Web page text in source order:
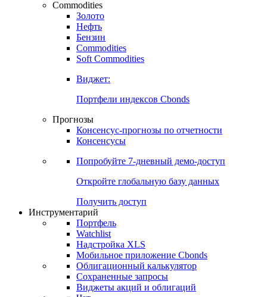
Commodities
Золото
Нефть
Бензин
Commodities
Soft Commodities
Виджет:
Портфели индексов Cbonds
Прогнозы
Консенсус-прогнозы по отчетности
Консенсусы
Попробуйте 7-дневный демо-доступ
Откройте глобальную базу данных
Получить доступ
Инструментарий
Портфель
Watchlist
Надстройка XLS
Мобильное приложение Cbonds
Облигационный калькулятор
Сохраненные запросы
Виджеты акций и облигаций